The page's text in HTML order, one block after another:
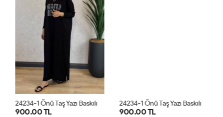
900.00 TL 900.00 TL